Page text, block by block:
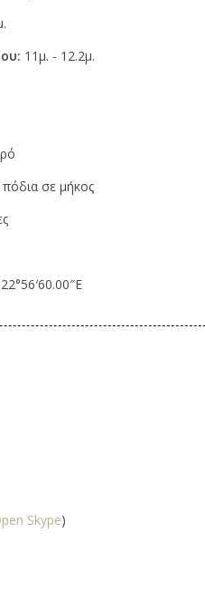
11μ. - 12.2μ.
σε μήκος
Skype)